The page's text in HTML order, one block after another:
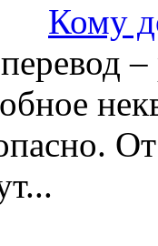
Кому
–